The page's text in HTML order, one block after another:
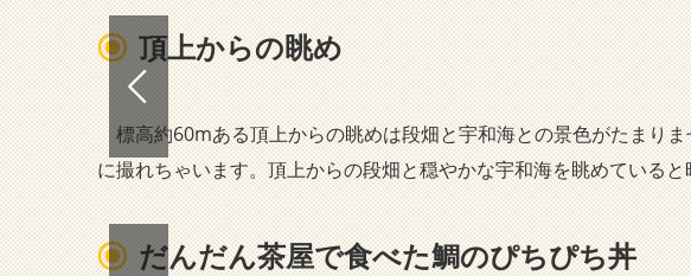
頂上からの眺め
標高約60mある頂上からの眺めは段畑と宇和海との景色がたまり
に撮れちゃいます。頂上からの段畑と穏やかな宇和海を眺めていると
だんだん茶屋で食べた鯛のぴちぴち丼